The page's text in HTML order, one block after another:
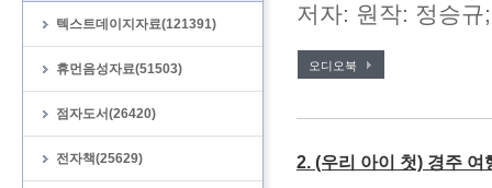
텍스트데이지자료(121391)
휴먼음성자료(51503)
점자도서(26420)
전자책(25629)
저자: 원작: 정승
오디오북
2. (우리 아이 첫) 경주 여